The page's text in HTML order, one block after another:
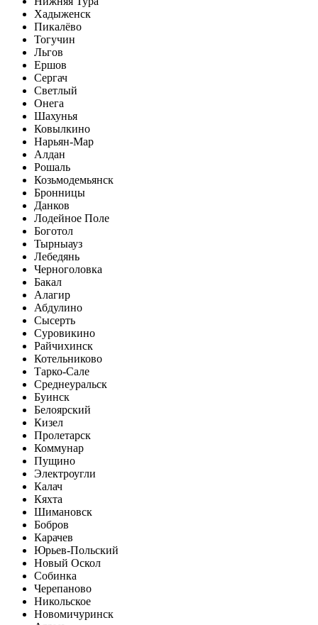
Хадыженск
Пикалёво
Тогучин
Льгов
Ершов
Сергач
Светлый
Онега
Шахунья
Ковылкино
Нарьян-Мар
Алдан
Рошаль
Козьмодемьянск
Бронницы
Данков
Лодейное Поле
Боготол
Тырныауз
Лебедянь
Черноголовка
Бакал
Алагир
Абдулино
Сысерть
Суровикино
Райчихинск
Котельниково
Тарко-Сале
Среднеуральск
Буинск
Белоярский
Кизел
Пролетарск
Коммунар
Пущино
Электроугли
Калач
Кяхта
Шимановск
Бобров
Карачев
Юрьев-Польский
Новый Оскол
Собинка
Черепаново
Никольское
Новомичуринск